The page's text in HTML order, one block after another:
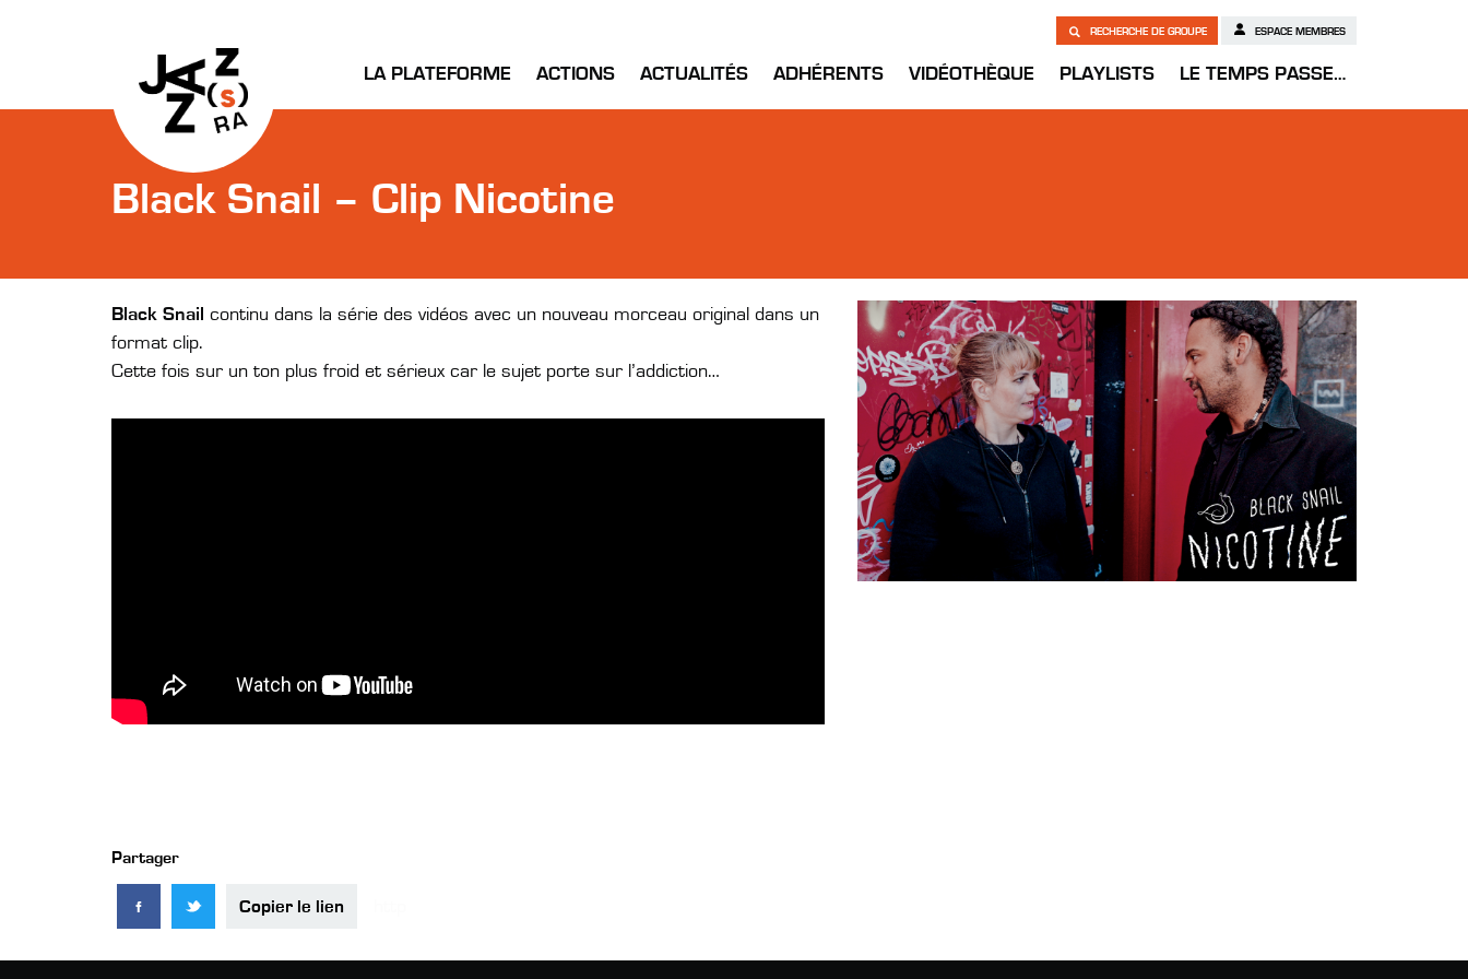
LA PLATEFORME ACTIONS ACTUALITÉS ADHÉRENTS VIDÉOTHÈQUE PLAYLISTS LE TEMPS PASSE…
RECHERCHE DE GROUPE ESPACE MEMBRES
Black Snail – Clip Nicotine
Black Snail continu dans la série des vidéos avec un nouveau morceau original dans un
format clip.
Cette fois sur un ton plus froid et sérieux car le sujet porte sur l’addiction…
Partager
Copier le lien